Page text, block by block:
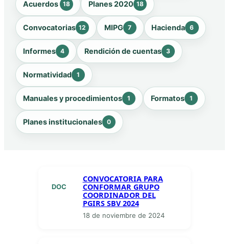
Acuerdos 18 Planes 2020 18
Convocatorias 12 MIPG 7 Hacienda 6
Informes 4 Rendición de cuentas 3
Normatividad 1
Manuales y procedimientos 1 Formatos 1
Planes institucionales 0
DOC
CONVOCATORIA PARA
CONFORMAR GRUPO
COORDINADOR DEL
PGIRS SBV 2024
18 de noviembre de 2024